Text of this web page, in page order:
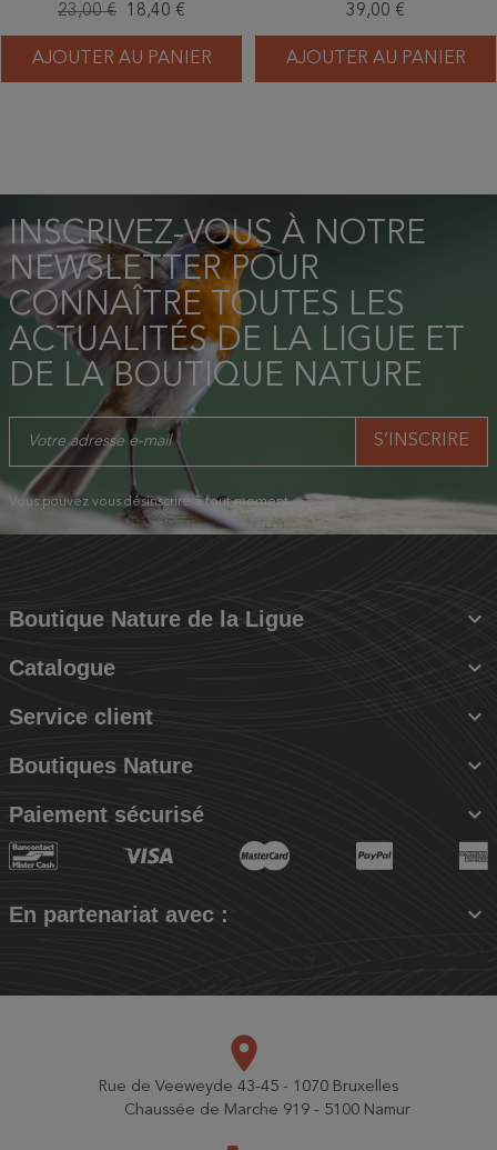
23,00 € 18,40 €
AJOUTER AU PANIER
Photographique
39,00 €
AJOUTER AU PANIER
INSCRIVEZ-VOUS À NOTRE
NEWSLETTER POUR
CONNAÎTRE TOUTES LES
ACTUALITÉS DE LA LIGUE ET
DE LA BOUTIQUE NATURE
Vous pouvez vous désinscrire à tout moment.
Boutique Nature de la Ligue 
Catalogue 
Service client 
Boutiques Nature 
Paiement sécurisé 
En partenariat avec : 
place
Rue de Veeweyde 43-45 - 1070 Bruxelles
Chaussée de Marche 919 - 5100 Namur